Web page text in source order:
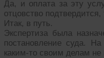
Да, и оплата за эту
отцовство
Итак, в путь.
Экспертиза была
постановление суда.
каким-то своим делам не